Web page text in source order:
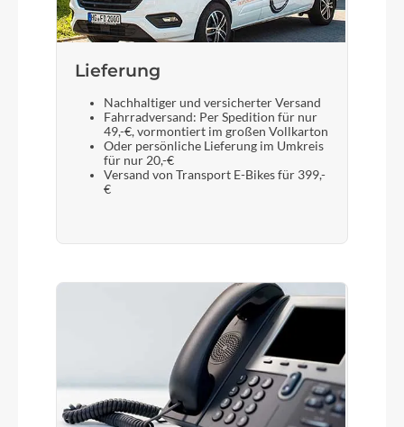
Lieferung
Nachhaltiger und versicherter Versand
Fahrradversand: Per Spedition für nur
49,-€, vormontiert im großen Vollkarton
Oder persönliche Lieferung im Umkreis
für nur 20,-€
Versand von Transport E-Bikes für 399,-
€